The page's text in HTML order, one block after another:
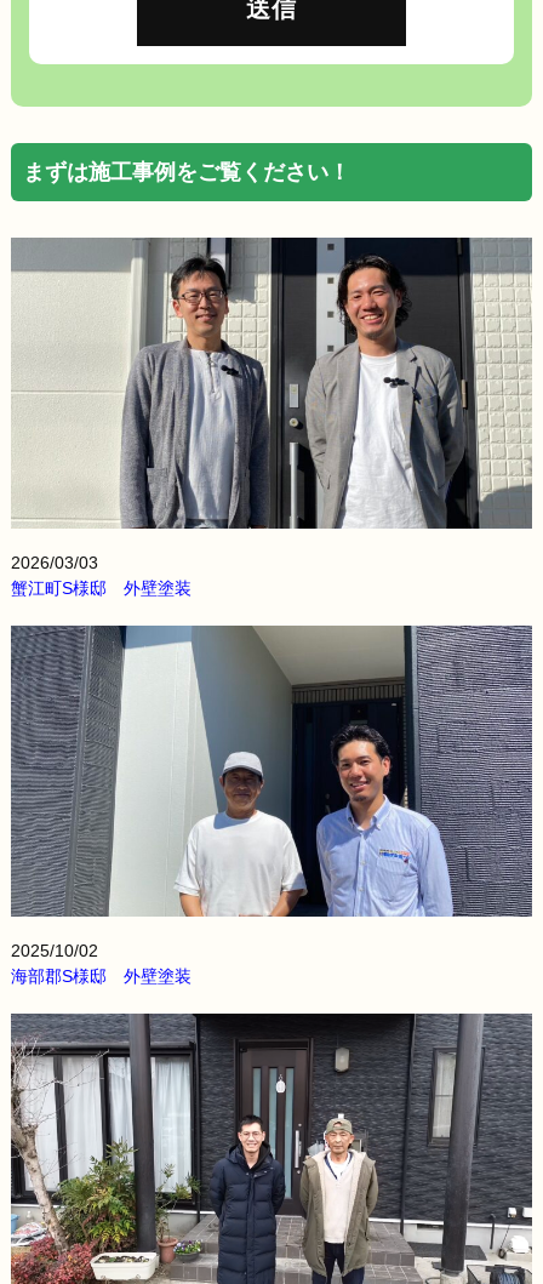
まずは施工事例をご覧ください！
2026/03/03
蟹江町S様邸 外壁塗装
2025/10/02
海部郡S様邸 外壁塗装